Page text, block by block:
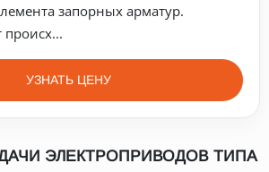
запорных арматур.
УЗНАТЬ ЦЕНУ
ЭЛЕКТРОПРИВОДОВ ТИПА